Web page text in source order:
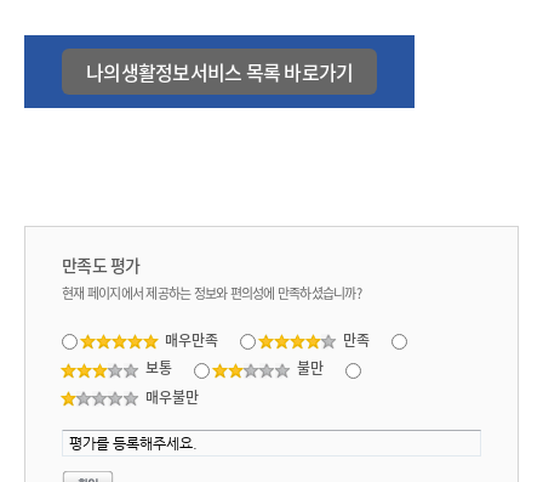
나의생활정보서비스 목록 바로가기
만족도 평가
현재 페이지에서 제공하는 정보와 편의성에 만족하셨습니까?
매우만족
만족
보통
불만
매우불만